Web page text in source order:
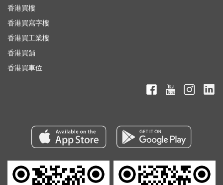
香港買樓
香港買寫字樓
香港買工業樓
香港買舖
香港買車位